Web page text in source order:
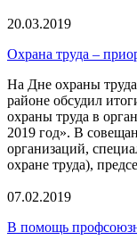
20.03.2019
Охрана труда –
На Дне охраны
районе обсудил
охраны труда в
2019 год». В
организаций,
охране труда),
07.02.2019
В помощь